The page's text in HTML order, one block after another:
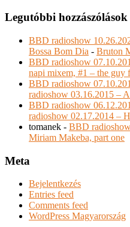
Legutóbbi
BBD radioshow
Bossa Bom Dia - Bruton
BBD radioshow
napi mixem, #1 – the guy
BBD radioshow
radioshow 03.16.2015 –
BBD radioshow
radioshow 02.17.2014 –
tomanek - BBD
Miriam Makeba, part one
Meta
Bejelentkezés
Entries feed
Comments feed
WordPress Magyarország